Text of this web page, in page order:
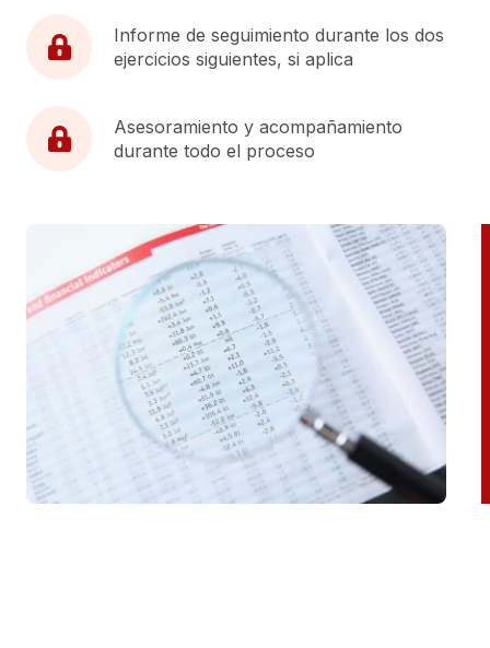
Informe de seguimiento durante los dos
ejercicios siguientes, si aplica
Asesoramiento y acompañamiento
durante todo el proceso